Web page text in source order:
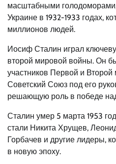
масштабными голодоморами,
Украине в 1932-1933 годах,
миллионов людей.
Иосиф Сталин играл
второй мировой войны. Он
участников Первой и
Советский Союз под его
решающую роль в победе
Сталин умер 5 марта 1953
стали Никита Хрущев,
Горбачев и другие лидеры,
в новую эпоху.